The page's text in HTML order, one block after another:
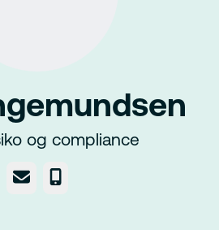
og compliance
E-post Telefonnummer